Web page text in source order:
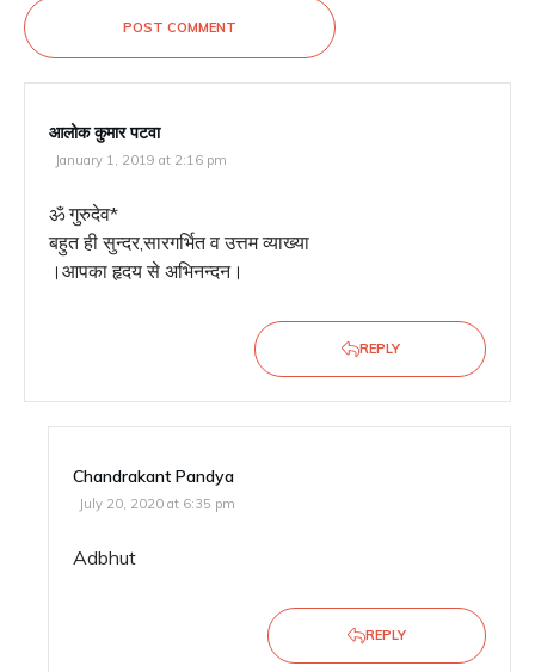
POST COMMENT
आलोक कुमार पटवा
January 1, 2019 at 2:16 pm
ॐ गुरुदेव*
बहुत ही सुन्दर,सारगर्भित व उत्तम व्याख्या
।आपका हृदय से अभिनन्दन।
REPLY
Chandrakant Pandya
July 20, 2020 at 6:35 pm
Adbhut
REPLY